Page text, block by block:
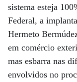
sistema esteja
Federal, a
Hermeto
em comércio
mas esbarra nas
envolvidos no